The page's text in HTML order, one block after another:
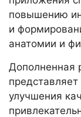
повышению
и
анатомии и
Дополненная
улучшения